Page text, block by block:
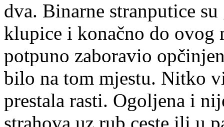
dva. Binarne stranputice
klupice i konačno do ovog
potpuno zaboravio
bilo na tom mjestu. Nitko
prestala rasti. Ogoljena i